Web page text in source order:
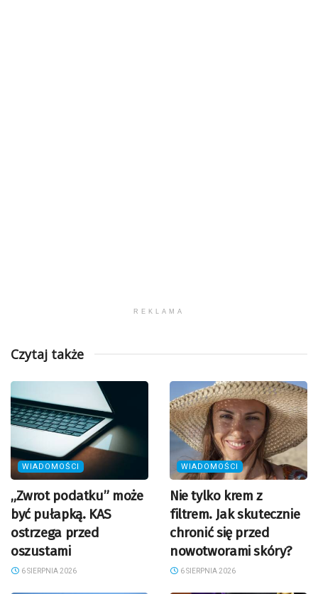
REKLAMA
Czytaj także
WIADOMOŚCI
„Zwrot podatku” może
być pułapką. KAS
ostrzega przed
oszustami
6 SIERPNIA 2026
WIADOMOŚCI
Nie tylko krem z
filtrem. Jak skutecznie
chronić się przed
nowotworami skóry?
6 SIERPNIA 2026